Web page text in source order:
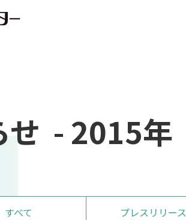
せ - 2015年
すべて プレス リリース